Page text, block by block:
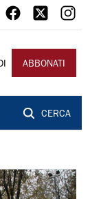
ABBONATI
CERCA